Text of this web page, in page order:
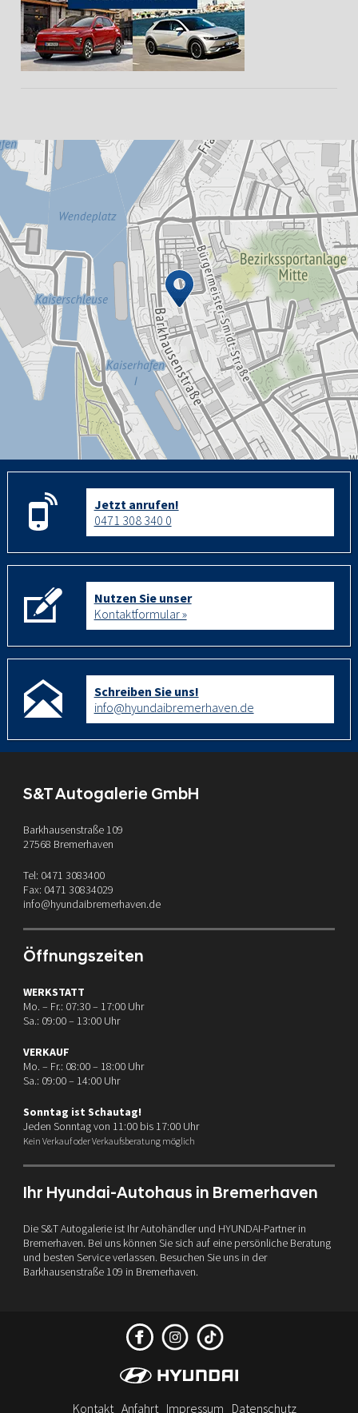
Jetzt anrufen!
0471 308 340 0
Nutzen Sie unser
Kontaktformular »
Schreiben Sie uns!
info@hyundaibremerhaven.de
S&T Autogalerie GmbH
Barkhausenstraße 109
27568 Bremerhaven
Tel: 0471 3083400
Fax: 0471 30834029
info@hyundaibremerhaven.de
Öffnungszeiten
WERKSTATT
Mo. – Fr.: 07:30 – 17:00 Uhr
Sa.: 09:00 – 13:00 Uhr
VERKAUF
Mo. – Fr.: 08:00 – 18:00 Uhr
Sa.: 09:00 – 14:00 Uhr
Sonntag ist Schautag!
Jeden Sonntag von 11:00 bis 17:00 Uhr
Kein Verkauf oder Verkaufsberatung möglich
Ihr Hyundai-Autohaus in Bremerhaven
Die S&T Autogalerie ist Ihr Autohändler und HYUNDAI-Partner in
Bremerhaven. Bei uns können Sie sich auf eine persönliche Beratung
und besten Service verlassen. Besuchen Sie uns in der
Barkhausenstraße 109 in Bremerhaven.
Kontakt Anfahrt Impressum Datenschutz